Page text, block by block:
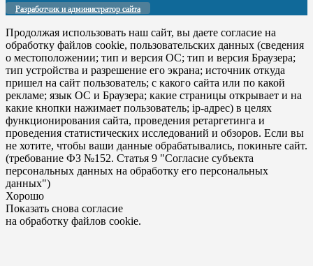
Разработчик и администратор сайта
Продолжая использовать наш сайт, вы даете согласие на
обработку файлов cookie, пользовательских данных (сведения
о местоположении; тип и версия ОС; тип и версия Браузера;
тип устройства и разрешение его экрана; источник откуда
пришел на сайт пользователь; с какого сайта или по какой
рекламе; язык ОС и Браузера; какие страницы открывает и на
какие кнопки нажимает пользователь; ip-адрес) в целях
функционирования сайта, проведения ретаргетинга и
проведения статистических исследований и обзоров. Если вы
не хотите, чтобы ваши данные обрабатывались, покиньте сайт.
(требование ФЗ №152. Статья 9 "Согласие субъекта
персональных данных на обработку его персональных
данных")
Хорошо
Показать снова согласие
на обработку файлов cookie.